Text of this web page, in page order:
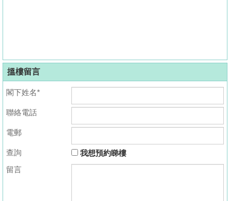
搵樓留言
閣下姓名*
聯絡電話
電郵
查詢
我想預約睇樓
留言